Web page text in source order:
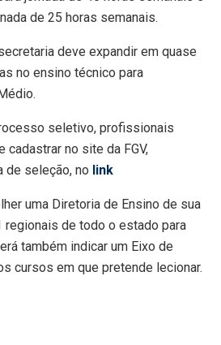
de 25 horas semanais.
deve expandir em quase
no ensino técnico para
seletivo, profissionais
no site da FGV,
de seleção, no link
uma Diretoria de Ensino de sua
regionais de todo o estado para
também indicar um Eixo de
cursos em que pretende lecionar.